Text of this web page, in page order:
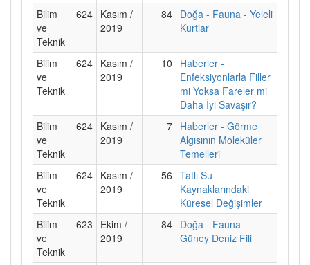
Bilim
ve
Teknik
624 Kasım /
2019
84 Doğa - Fauna - Yeleli
Kurtlar
Bilim
ve
Teknik
624 Kasım /
2019
10
Haberler -
Enfeksiyonlarla Filler
mi Yoksa Fareler mi
Daha İyi Savaşır?
Bilim
ve
Teknik
624 Kasım /
2019
7 Haberler - Görme
Algısının Moleküler
Temelleri
Bilim
ve
Teknik
624 Kasım /
2019
56 Tatlı Su
Kaynaklarındaki
Küresel Değişimler
Bilim
ve
Teknik
623
Ekim /
2019
84 Doğa - Fauna -
Güney Deniz Fili